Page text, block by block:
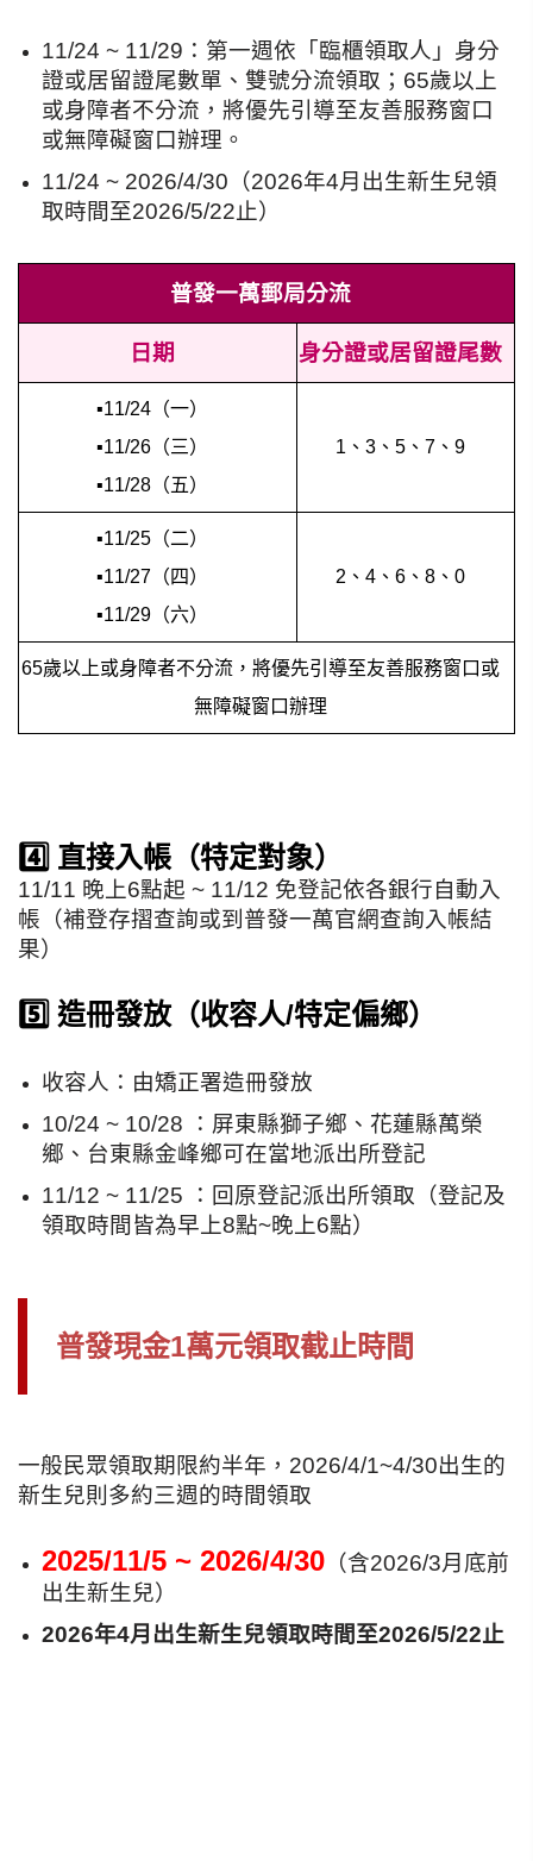
11/24 ~ 11/29： 第一週依「臨櫃領取人」身分
證或居留證尾數單、雙號分流領取 ；65歲以上
或身障者不分流，將優先引導至友善服務窗口
或無障礙窗口辦理。
11/24 ~ 2026/4/30（2026年4月出生新生兒領
取時間至2026/5/22止）
普發一萬郵局分流
日期 身分證或居留證尾數
▪11/24（一）
▪11/26（三）
▪11/28（五）
1、3、5、7、9
▪11/25（二）
▪11/27（四）
▪11/29（六）
2、4、6、8、0
65歲以上或身障者不分流，將優先引導至友善服務窗口或
無障礙窗口辦理
4️⃣ 直接入帳（特定對象）
11/11 晚上6點起 ~ 11/12 免登記依各銀行自動入
帳 （補登存摺查詢或到普發一萬官網查詢入帳結
果）
5️⃣ 造冊發放（收容人/特定偏鄉）
收容人：由矯正署造冊發放
10/24 ~ 10/28 ：屏東縣獅子鄉、花蓮縣萬榮
鄉、台東縣金峰鄉可在當地派出所登記
11/12 ~ 11/25 ：回原登記派出所領取 （登記及
領取時間皆為早上8點~晚上6點）
普發現金1萬元領取截止時間
一般民眾領取期限約半年，2026/4/1~4/30出生的
新生兒則多約三週的時間領取
2025/11/5 ~ 2026/4/30 （含2026/3月底前
出生新生兒）
2026年4月出生新生兒領取時間至2026/5/22止